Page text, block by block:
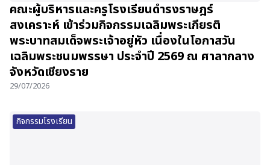
คณะผู้บริหารและครูโรงเรียนดำรงราษฎร์
สงเคราะห์ เข้าร่วมกิจกรรมเฉลิมพระเกียรติ
พระบาทสมเด็จพระเจ้าอยู่หัว เนื่องในโอกาสวัน
เฉลิมพระชนมพรรษา ประจำปี 2569 ณ ศาลากลาง
จังหวัดเชียงราย
29/07/2026
กิจกรรมโรงเรียน